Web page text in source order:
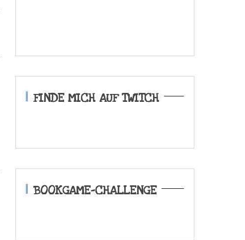
FINDE MICH AUF TWITCH
BOOKGAME-CHALLENGE